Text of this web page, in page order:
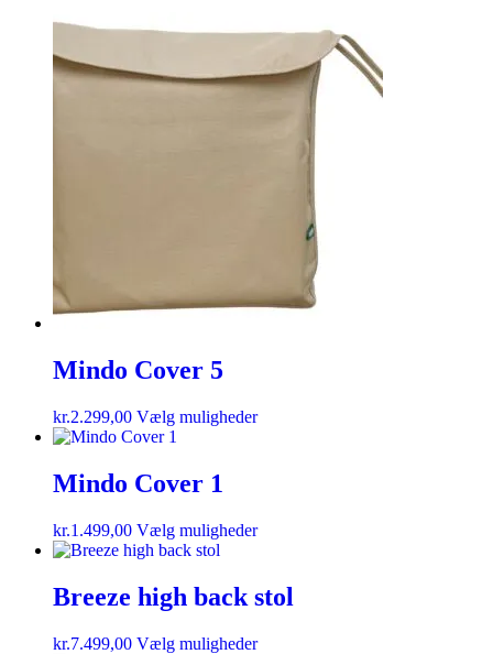
Mindo Cover 5
kr.2.299,00 Vælg muligheder
Mindo Cover 1
kr.1.499,00 Vælg muligheder
Breeze high back stol
kr.7.499,00 Vælg muligheder